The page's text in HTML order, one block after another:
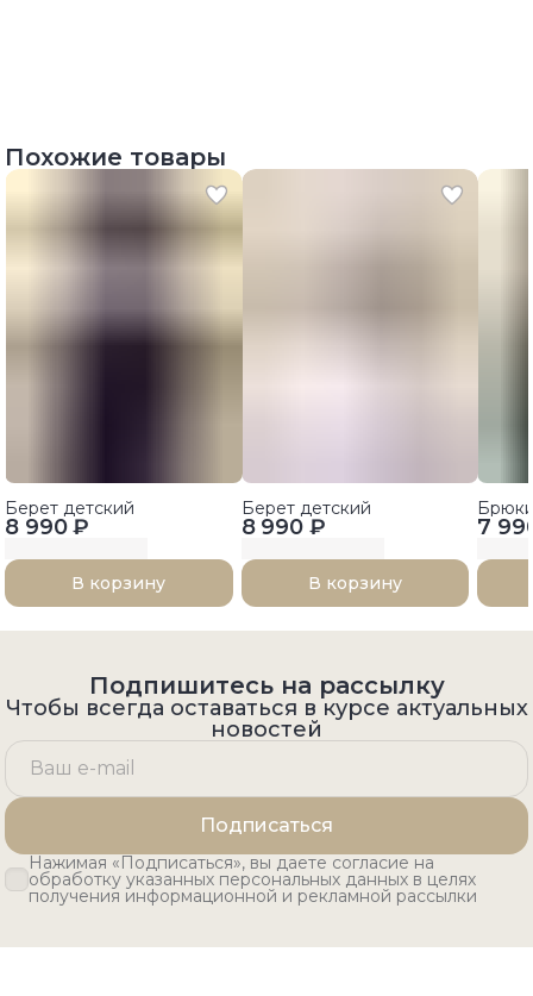
Похожие товары
8 990 ₽
Берет детский
В корзину
8 990 ₽
Берет детский
В корзину
7
Подпишитесь на рассылку
Чтобы всегда оставаться в курсе актуальных
новостей
Подписаться
Нажимая «Подписаться», вы даете согласие на
обработку указанных персональных данных в целях
получения информационной и рекламной рассылки